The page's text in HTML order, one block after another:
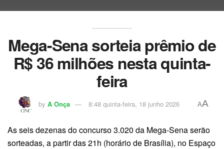
Mega-Sena sorteia prêmio de
R$ 36 milhões nesta quinta-
feira
by A Onça 8:48 quinta-feira, 18 junho 2026 AA
As seis dezenas do concurso 3.020 da Mega-Sena serão
sorteadas, a partir das 21h (horário de Brasília), no Espaço